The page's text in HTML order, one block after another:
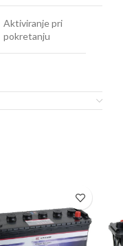
Aktiviranje pri
pokretanju